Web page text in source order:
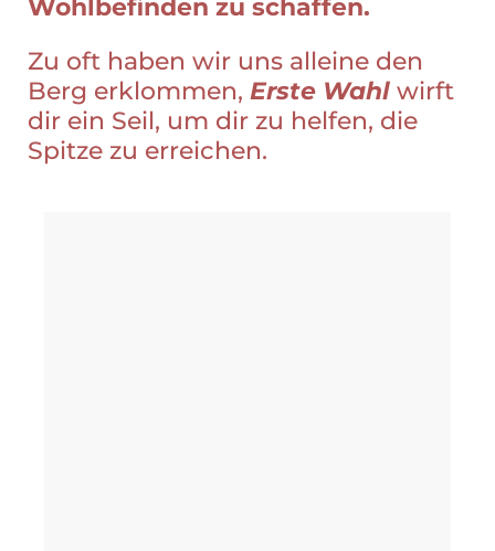
Wohlbefinden zu schaffen.
Zu oft haben wir uns alleine den
Berg erklommen, Erste Wahl wirft
dir ein Seil, um dir zu helfen, die
Spitze zu erreichen.